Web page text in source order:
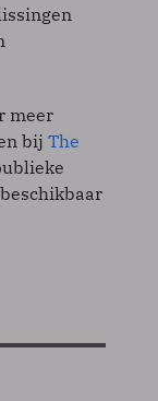
meer
bij The